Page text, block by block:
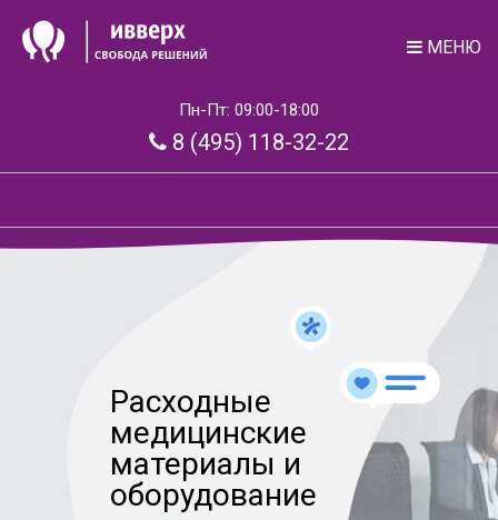
МЕНЮ
Пн-Пт: 09:00-18:00
8 (495) 118-32-22
Расходные
медицинские
материалы и
оборудование